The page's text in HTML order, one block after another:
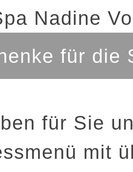
für die
für Sie
mit